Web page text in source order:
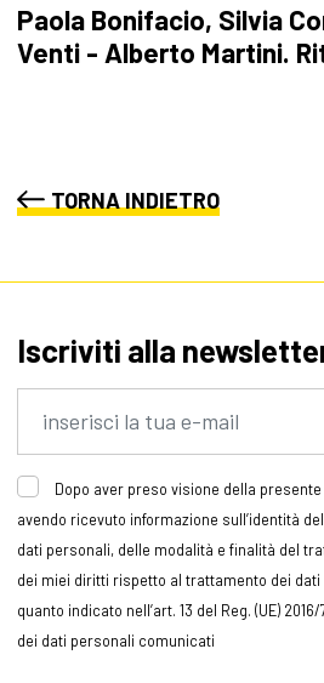
Paola Bonifacio, Silvia
Venti - Alberto Martini.
TORNA INDIETRO
Iscriviti alla
Dopo aver preso visione della
avendo ricevuto informazione sull’identità
dati personali, delle modalità e finalità del
dei miei diritti rispetto al trattamento dei
quanto indicato nell’art. 13 del Reg. (UE)
dei dati personali comunicati